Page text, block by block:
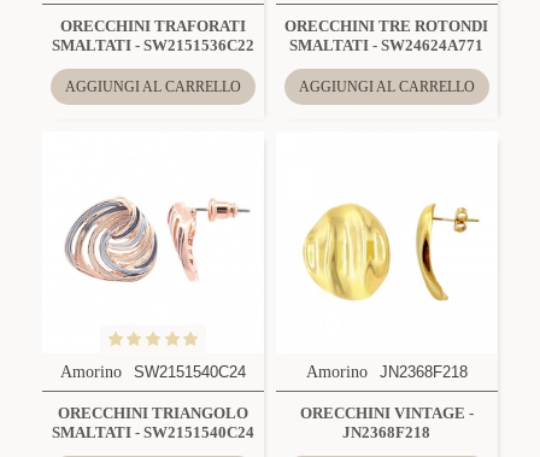
ORECCHINI TRAFORATI
SMALTATI - SW2151536C22
AGGIUNGI AL CARRELLO
ORECCHINI TRE ROTONDI
SMALTATI - SW24624A771
AGGIUNGI AL CARRELLO
Amorino SW2151540C24
ORECCHINI TRIANGOLO
SMALTATI - SW2151540C24
Amorino JN2368F218
ORECCHINI VINTAGE -
JN2368F218